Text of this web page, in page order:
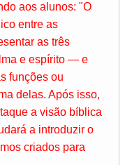
aos alunos: "O
entre as
as três
e espírito — e
funções ou
delas. Após isso,
a visão bíblica
a introduzir o
criados para